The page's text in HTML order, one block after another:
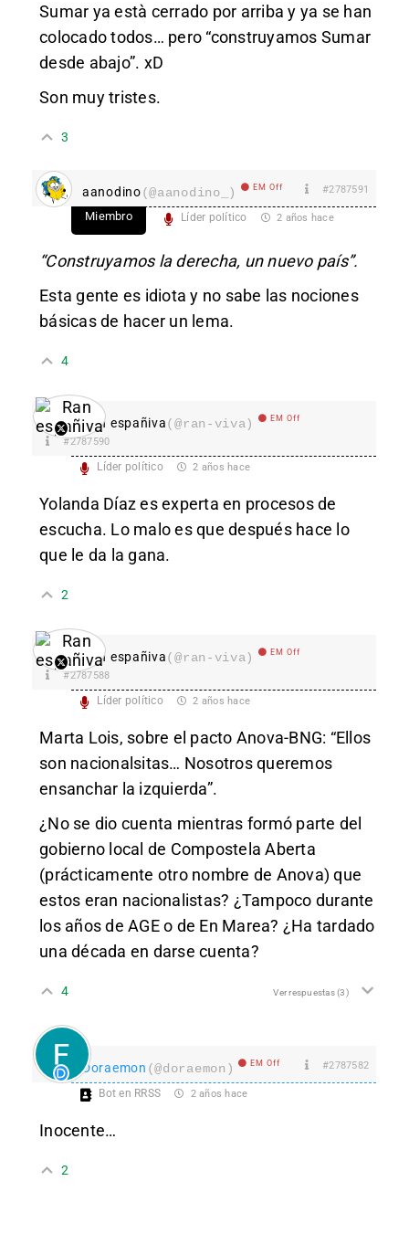
Sumar ya està cerrado por arriba y ya se han
colocado todos… pero “construyamos Sumar
desde abajo”. xD
Son muy tristes.
3
aanodino(@aanodino_) EM Off #2787591
Miembro Líder político 2 años hace
“Construyamos la derecha, un nuevo país”.
Esta gente es idiota y no sabe las nociones
básicas de hacer un lema.
4
Ran españiva(@ran-viva) EM Off
#2787590
Líder político 2 años hace
Yolanda Díaz es experta en procesos de
escucha. Lo malo es que después hace lo
que le da la gana.
2
Ran españiva(@ran-viva) EM Off
#2787588
Líder político 2 años hace
Marta Lois, sobre el pacto Anova-BNG: “Ellos
son nacionalsitas… Nosotros queremos
ensanchar la izquierda”.
¿No se dio cuenta mientras formó parte del
gobierno local de Compostela Aberta
(prácticamente otro nombre de Anova) que
estos eran nacionalistas? ¿Tampoco durante
los años de AGE o de En Marea? ¿Ha tardado
una década en darse cuenta?
4 Ver respuestas(3)
Doraemon (@doraemon) EM Off #2787582
Bot en RRSS 2 años hace
Inocente…
2